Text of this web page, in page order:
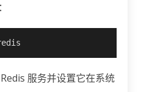
服务并设置它在系统